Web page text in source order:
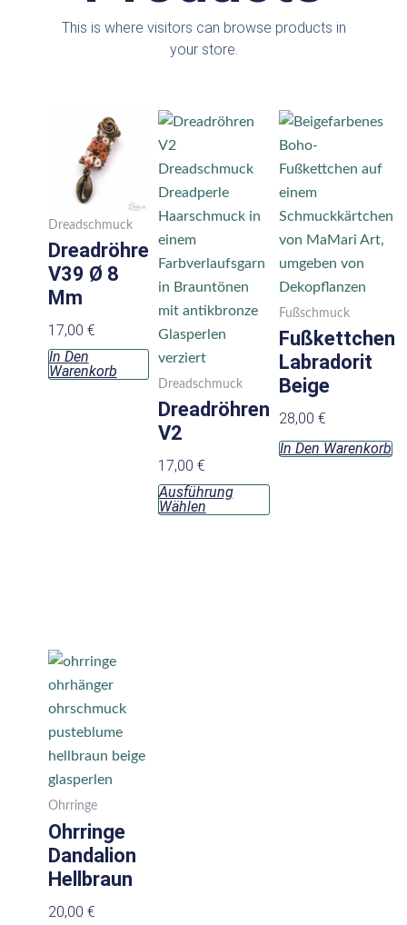
This is where visitors can browse products in
your store.
Dreadschmuck
Dreadröhre
V39 Ø 8
Mm
17,00 €
In Den
Warenkorb
Dreadschmuck
Dreadröhren
V2
17,00 €
Ausführung
Wählen
Dieses
Produkt
weist
mehrere
Varianten
auf.
Die
Optionen
können
auf
der
Produktseite
gewählt
werden
Fußschmuck
Fußkettchen
Labradorit
Beige
28,00 €
In Den Warenkorb
Ohrringe
Ohrringe
Dandalion
Hellbraun
20,00 €